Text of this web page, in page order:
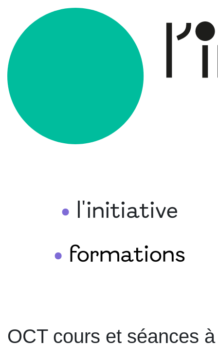
• l'initiative
• formations
OCT cours et séances